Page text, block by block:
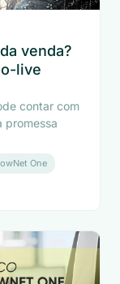
venda?
live
contar com
promessa
One